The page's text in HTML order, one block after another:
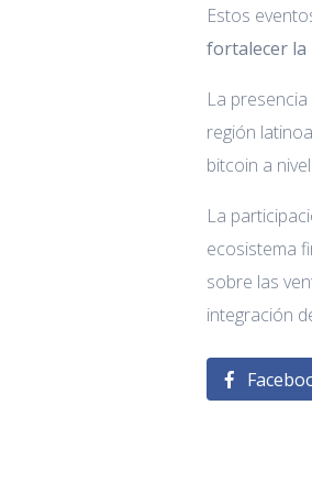
Estos
fortalecer la
La
región
bitcoin a
La
ecosistema
sobre las
integración